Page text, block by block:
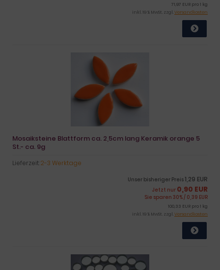
71,97 EUR pro 1 kg
inkl. 19 % MwSt. zzgl.Versandkosten
Mosaiksteine Blattform ca. 2,5cm lang Keramik orange 5
St.- ca. 9g
Lieferzeit:2-3 Werktage
Unser bisheriger Preis1,29 EUR
Jetzt nur 0,90 EUR
Sie sparen 30% / 0,39 EUR
100,33 EUR pro 1 kg
inkl. 19 % MwSt. zzgl.Versandkosten